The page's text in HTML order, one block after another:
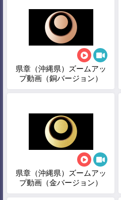
県章（沖縄県）ズームアッ
プ動画（銅バージョン）
県章（沖縄県）ズームアッ
プ動画（金バージョン）